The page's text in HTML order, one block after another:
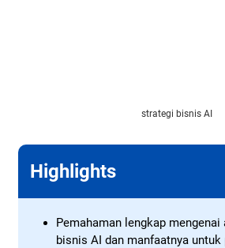
strategi bisnis AI
Highlights
Pemahaman lengkap
bisnis AI dan manfaatnya untuk